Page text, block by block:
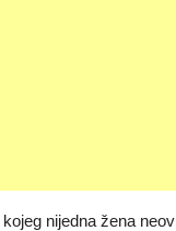
nijedna žena